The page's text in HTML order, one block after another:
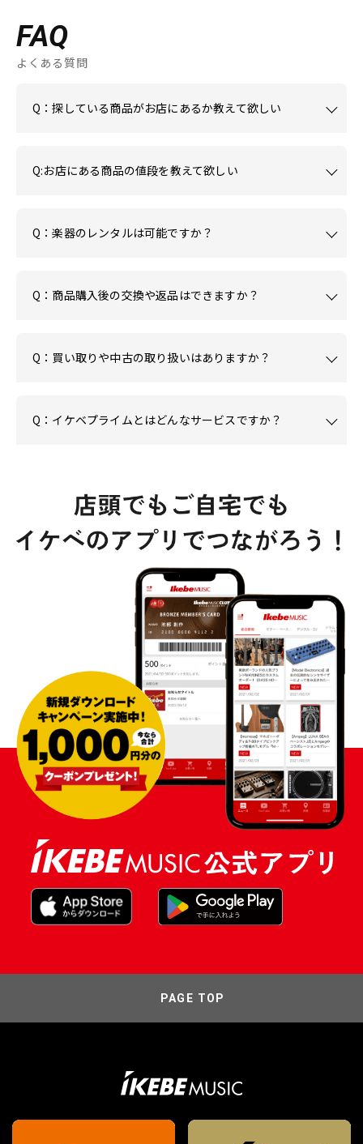
FAQ
よくある質問
Q：探している商品がお店にあるか教えて欲しい
Q:お店にある商品の値段を教えて欲しい
Q：楽器のレンタルは可能ですか？
Q：商品購入後の交換や返品はできますか？
Q：買い取りや中古の取り扱いはありますか？
Q：イケベプライムとはどんなサービスですか？
PAGE TOP